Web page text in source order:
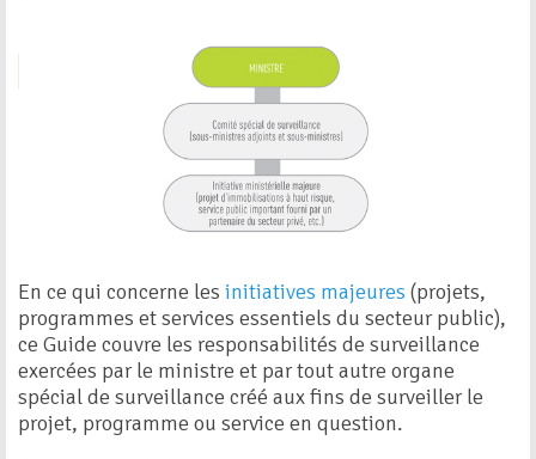
En ce qui concerne les initiatives majeures (projets,
programmes et services essentiels du secteur public),
ce Guide couvre les responsabilités de surveillance
exercées par le ministre et par tout autre organe
spécial de surveillance créé aux fins de surveiller le
projet, programme ou service en question.